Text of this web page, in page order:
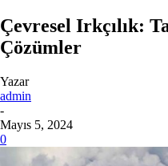
Çevresel Irkçılık:
Çözümler
Yazar
admin
-
Mayıs 5, 2024
0